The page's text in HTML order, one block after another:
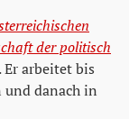
der politisch
Er arbeitet bis
und danach in